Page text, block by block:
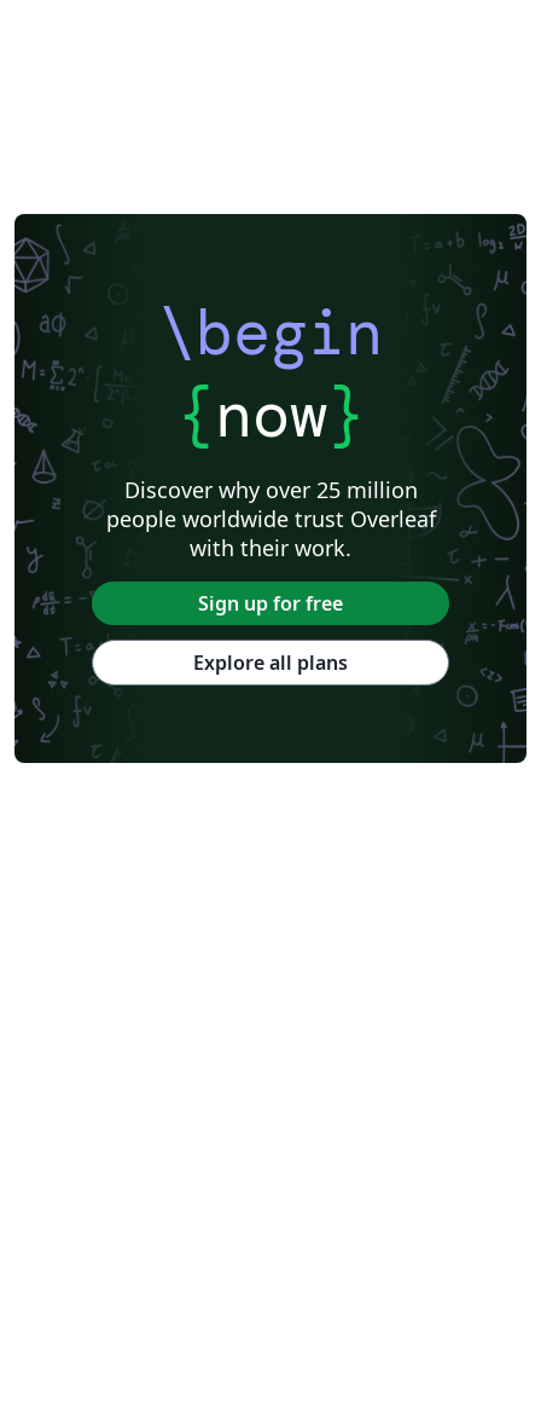
\begin
{now}
Discover why over 25 million
people worldwide trust Overleaf
with their work.
Sign up for free
Explore all plans